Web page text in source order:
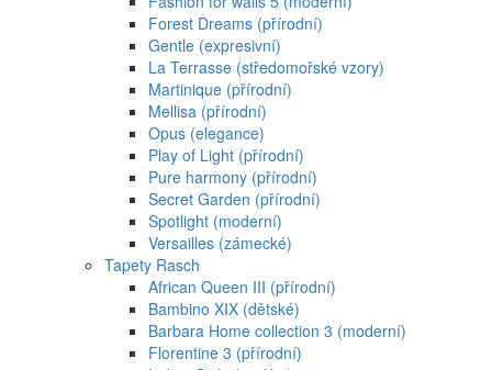
Forest Dreams (přírodní)
Gentle (expresivní)
La Terrasse (středomořské vzory)
Martinique (přírodní)
Mellisa (přírodní)
Opus (elegance)
Play of Light (přírodní)
Pure harmony (přírodní)
Secret Garden (přírodní)
Spotlight (moderní)
Versailles (zámecké)
Tapety Rasch
African Queen III (přírodní)
Bambino XIX (dětské)
Barbara Home collection 3 (moderní)
Florentine 3 (přírodní)